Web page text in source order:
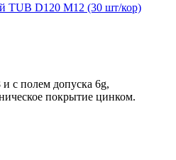
TUB D120 M12 (30 шт/кор)
и с полем допуска 6g,
покрытие цинком.